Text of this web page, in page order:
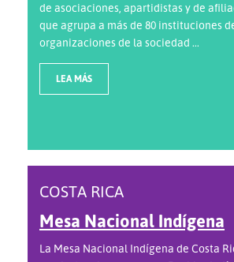
de asociaciones, apartidistas y de
que agrupa a más de 80 instituciones
organizaciones de la sociedad ...
LEA MÁS
COSTA RICA
Mesa Nacional Indígena
La Mesa Nacional Indígena de Costa